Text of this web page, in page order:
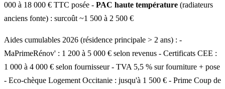
000 à 18 000 € TTC posée - PAC haute température (radiateurs
anciens fonte) : surcoût ~1 500 à 2 500 €
Aides cumulables 2026 (résidence principale > 2 ans) : -
MaPrimeRénov' : 1 200 à 5 000 € selon revenus - Certificats CEE :
1 000 à 4 000 € selon fournisseur - TVA 5,5 % sur fourniture + pose
- Eco-chèque Logement Occitanie : jusqu'à 1 500 € - Prime Coup de